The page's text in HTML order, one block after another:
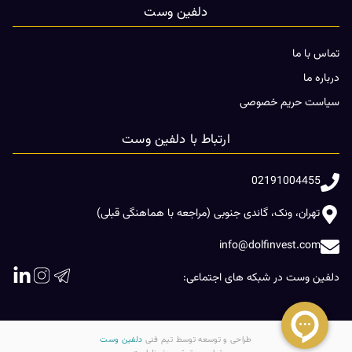
دلفین وست
تماس با ما
درباره ما
سیاست حریم خصوصی
ارتباط با دلفین وست
02191004455
تهران، ونک، گاندی جنوبی (مراجعه با هماهنگی قبلی)
info@dolfinvest.com
دلفین وست در شبکه های اجتماعی:
طراحی و توسعه توسط تیم فنی دلفین وست